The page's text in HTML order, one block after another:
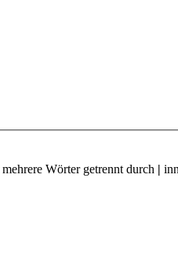
Wörter getrennt durch |